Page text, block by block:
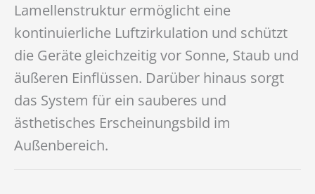
Lamellenstruktur ermöglicht eine
kontinuierliche Luftzirkulation und schützt
die Geräte gleichzeitig vor Sonne, Staub und
äußeren Einflüssen. Darüber hinaus sorgt
das System für ein sauberes und
ästhetisches Erscheinungsbild im
Außenbereich.